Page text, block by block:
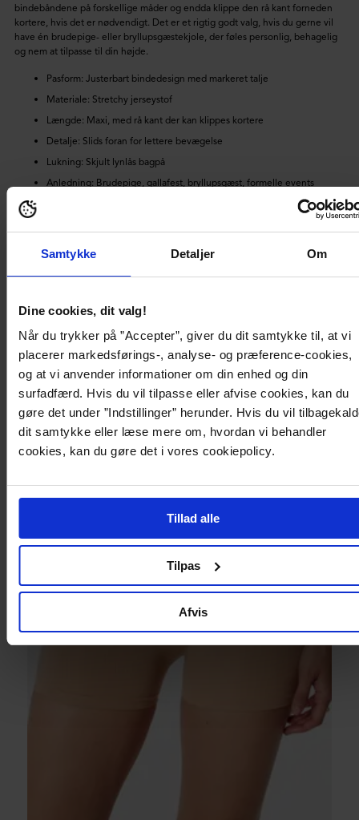
Samtykke Detaljer Om
Dine cookies, dit valg!
Når du trykker på ”Accepter”, giver du dit samtykke til, at vi
placerer markedsførings-, analyse- og præference-cookies,
og at vi anvender informationer om din enhed og din
surfadfærd. Hvis du vil tilpasse eller afvise cookies, kan du
gøre det under ”Indstillinger” herunder. Hvis du vil
dit samtykke eller læse mere om, hvordan vi behandler
cookies, kan du gøre det i vores cookiepolicy.
Tillad alle
Tilpas
Afvis
bindebåndene på forskellige måder og endda klippe den rå kant forneden
kortere, hvis det er nødvendigt. Det er et rigtig godt valg, hvis du gerne vil
have én brudepige- eller bryllupsgæstekjole, der føles personlig, behagelig
og nem at tilpasse til din højde.
Pasform: Justerbart bindedesign med markeret talje
Materiale: Stretchy jerseystof
Længde: Maxi, med rå kant der kan klippes kortere
Detalje: Slids foran for lettere bevægelse
Lukning: Skjult lynlås bagpå
Anledning: Brudepige, gallafest, bryllupsgæst, formelle events
Levering og betaling
Du vil måske også kunne lide